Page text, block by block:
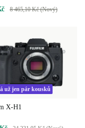
8 465,10 Kč (Nový)
už jen pár kousků
X-H1